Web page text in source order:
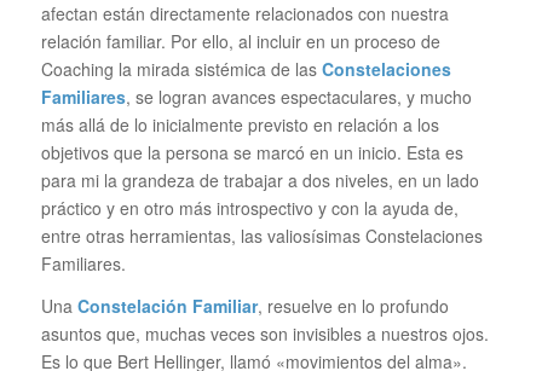
afectan están directamente relacionados con nuestra
relación familiar. Por ello, al incluir en un proceso de
Coaching la mirada sistémica de las Constelaciones
Familiares, se logran avances espectaculares, y mucho
más allá de lo inicialmente previsto en relación a los
objetivos que la persona se marcó en un inicio. Esta es
para mi la grandeza de trabajar a dos niveles, en un lado
práctico y en otro más introspectivo y con la ayuda de,
entre otras herramientas, las valiosísimas Constelaciones
Familiares.
Una Constelación Familiar, resuelve en lo profundo
asuntos que, muchas veces son invisibles a nuestros ojos.
Es lo que Bert Hellinger, llamó «movimientos del alma».